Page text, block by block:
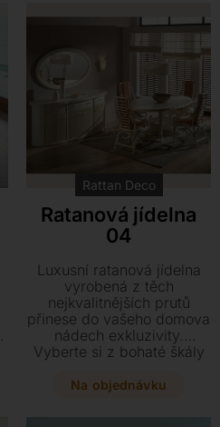
Rattan Deco
Ratanová jídelna
04
Luxusní ratanová jídelna
vyrobená z těch
nejkvalitnějších prutů
přinese do vašeho domova
nádech exkluzivity.
Vyberte si z bohaté škály
lesklém provedení
Na objednávku